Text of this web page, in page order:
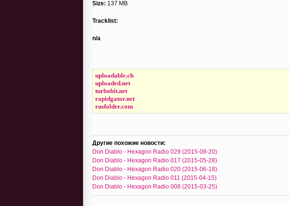
Size: 137 MB
Tracklist:
n/a
uploadable.ch
uploaded.net
turbobit.net
rapidgator.net
rusfolder.com
Другие похожие новости:
Don Diablo - Hexagon Radio 029 (2015-08-20)
Don Diablo - Hexagon Radio 017 (2015-05-28)
Don Diablo - Hexagon Radio 020 (2015-06-18)
Don Diablo - Hexagon Radio 011 (2015-04-15)
Don Diablo - Hexagon Radio 008 (2015-03-25)